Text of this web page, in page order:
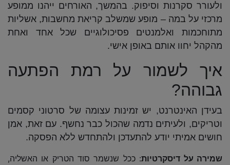
ולעורר סקרנות וסיפוק. בהמשך, האורחים ייהנו ממופע
מרכזי על במה – מופע שמשלב קריאת מחשבות, אשליות
מתוחכמות ואלמנטים פסיכולוגיים שכל אחד ואחת
מהקהל יחוו אותם באופן אישי.
איך לשמור על רמת הפתעה
גבוהה?
בעידן האינטרנט, יש זמינות עצומה של סרטוני קסמים
וטריקים, ולעיתים נדמה שהכול כבר נחשף. עם זאת, אמן
חושים אמיתי יודע להתעדכן ולהתחדש ללא הפסקה.
שמירה על דיסקרטיות: ככל שנשמר סוד הטריק או האשליה,